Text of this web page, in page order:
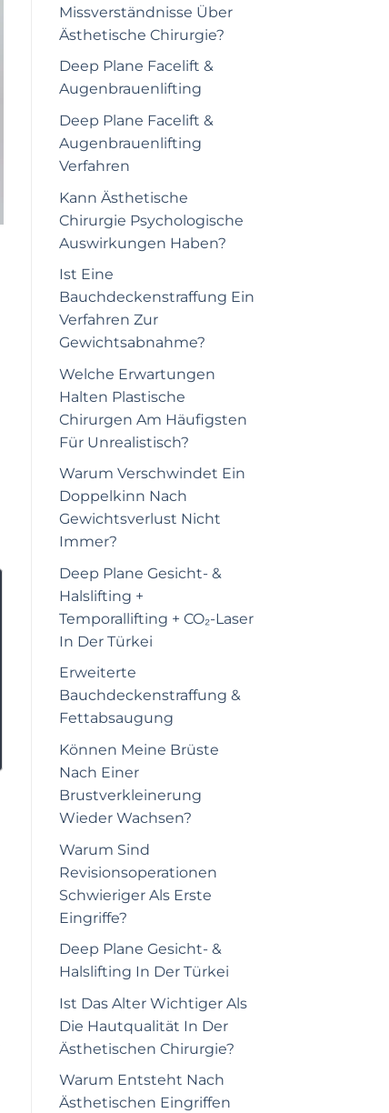
Missverständnisse Über
Ästhetische Chirurgie?
Deep Plane Facelift &
Augenbrauenlifting
Deep Plane Facelift &
Augenbrauenlifting
Verfahren
Kann Ästhetische
Chirurgie Psychologische
Auswirkungen Haben?
Ist Eine
Bauchdeckenstraffung Ein
Verfahren Zur
Gewichtsabnahme?
Welche Erwartungen
Halten Plastische
Chirurgen Am Häufigsten
Für Unrealistisch?
Warum Verschwindet Ein
Doppelkinn Nach
Gewichtsverlust Nicht
Immer?
Deep Plane Gesicht- &
Halslifting +
Temporallifting + CO₂-Laser
In Der Türkei
Erweiterte
Bauchdeckenstraffung &
Fettabsaugung
Können Meine Brüste
Nach Einer
Brustverkleinerung
Wieder Wachsen?
Warum Sind
Revisionsoperationen
Schwieriger Als Erste
Eingriffe?
Deep Plane Gesicht- &
Halslifting In Der Türkei
Ist Das Alter Wichtiger Als
Die Hautqualität In Der
Ästhetischen Chirurgie?
Warum Entsteht Nach
Ästhetischen Eingriffen